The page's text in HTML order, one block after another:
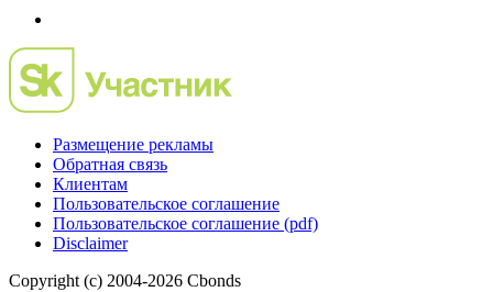
Размещение рекламы
Обратная связь
Клиентам
Пользовательское соглашение
Пользовательское соглашение (pdf)
Disclaimer
Copyright (c) 2004-2026 Cbonds